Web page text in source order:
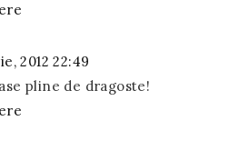
2012 22:49
pline de dragoste!